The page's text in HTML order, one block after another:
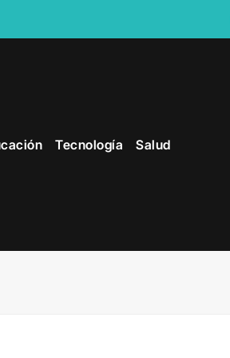
negocios
gigantes del Ecuador
Tecnología Salud